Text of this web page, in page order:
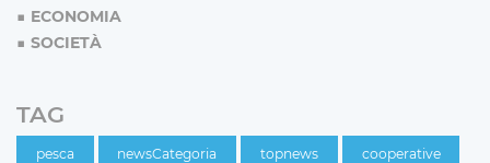
ECONOMIA
SOCIETÀ
TAG
pesca newsCategoria topnews cooperative